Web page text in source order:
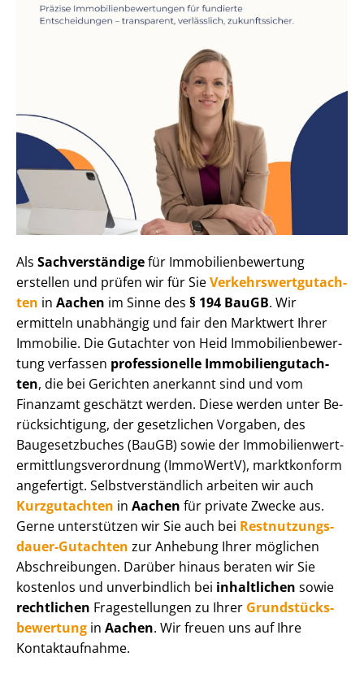
Als Sachverständigefür Im­mo­bi­li­en­be­wer­tung
erstellen und prüfen wir für SieVer­kehrs­wert­gut­ach­
ten in Aachen im Sinne des § 194 BauGB. Wir
ermitteln unabhängig und fair den Marktwert Ihrer
Immobilie. Die Gutachter von Heid Im­mo­bi­li­en­be­wer­
tung verfassen professionelle Im­mo­bi­li­en­gut­ach­
ten, die bei Gerichten anerkannt sind und vom
Finanzamt geschätzt werden. Diese werden unter Be­
rück­sich­ti­gung, der gesetzlichen Vorgaben, des
Baugesetzbuches (BauGB) sowie der Im­mo­bi­li­en­wert­
ermitt­lungs­ver­ord­nung (ImmoWertV), marktkonform
angefertigt. Selbst­ver­ständ­lich arbeiten wir auch
Kurzgutachten in Aachen für private Zwecke aus.
Gerne unterstützen wir Sie auch bei Rest­nut­zungs­
dau­er-Gutachten zur Anhebung Ihrer möglichen
Abschreibungen. Darüber hinaus beraten wir Sie
kostenlos und unverbindlich bei inhaltlichen sowie
rechtlichen Fragestellungen zu Ihrer Grund­stücks­
be­wer­tung in Aachen. Wir freuen uns auf Ihre
Kontaktaufnahme.